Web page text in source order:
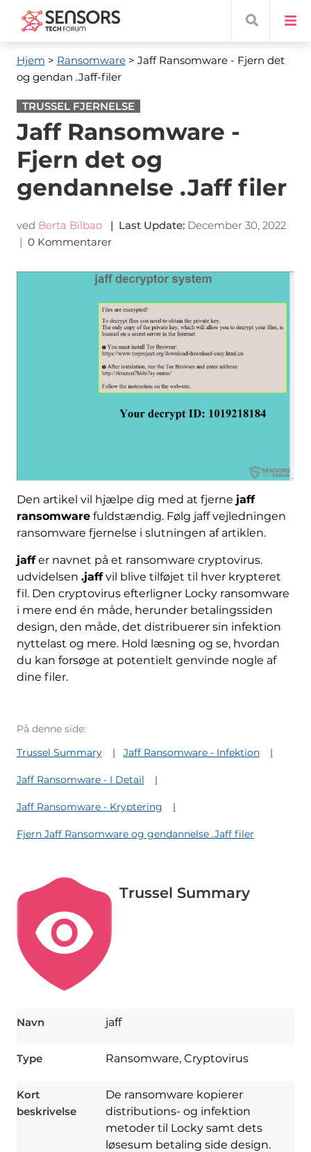
Hjem > Ransomware> Jaff Ransomware - Fjern det
og gendan .Jaff-filer
TRUSSEL FJERNELSE
Jaff Ransomware -
Fjern det og
gendannelse .Jaff filer
ved Berta Bilbao | Last Update: December 30, 2022
| 0 Kommentarer
Den artikel vil hjælpe dig med at fjerne jaff
ransomwarefuldstændig. Følg jaff vejledningen
ransomware fjernelse i slutningen af ​​artiklen.
jaffer navnet på et ransomware cryptovirus.
udvidelsen .jaffvil blive tilføjet til hver krypteret
fil. Den cryptovirus efterligner Locky ransomware
i mere end én måde, herunder betalingssiden
design, den måde, det distribuerer sin infektion
nyttelast og mere. Hold læsning og se, hvordan
du kan forsøge at potentielt genvinde nogle af
dine filer.
På denne side:
Trussel Summary
Jaff Ransomware - Infektion
Jaff Ransomware - I Detail
Jaff Ransomware - Kryptering
Fjern Jaff Ransomware og gendannelse .Jaff filer
Trussel Summary
Navn jaff
Type Ransomware, Cryptovirus
Kort
beskrivelse
De ransomware kopierer
distributions- og infektion
metoder til Locky samt dets
løsesum betaling side design.